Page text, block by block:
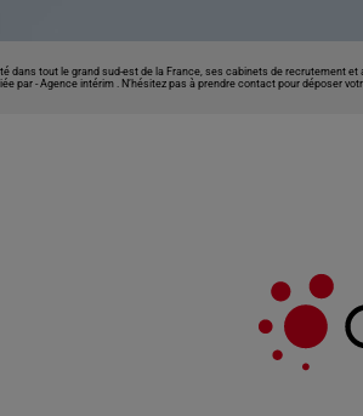
dans tout le grand sud-est de la France, ses cabinets de recrutement et
par -Agence intérim . N’hésitez pas à prendre contact pour déposer